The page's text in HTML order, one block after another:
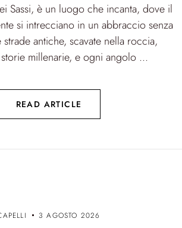
Sassi, è un luogo che incanta, dove il
si intrecciano in un abbraccio senza
strade antiche, scavate nella roccia,
millenarie, e ogni angolo ...
READ ARTICLE
3 AGOSTO 2026